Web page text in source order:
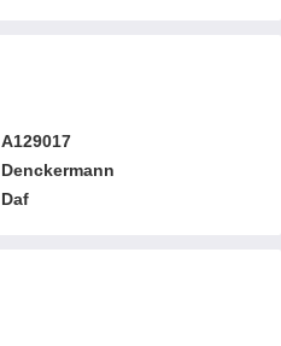
A129017
Denckermann
Daf